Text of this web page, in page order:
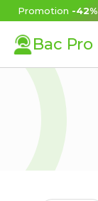
Promotion -42%
Bac Pro